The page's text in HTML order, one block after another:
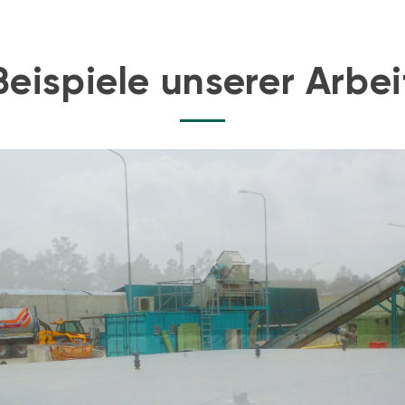
unserer